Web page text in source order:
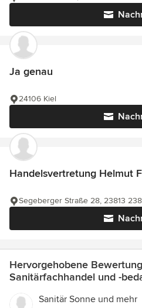
Ja genau
24106 Kiel
Handelsvertretung Helmut
Segeberger Straße 28, 23813
Hervorgehobene
Sanitärfachhandel und -
Sanitär Sonne und mehr